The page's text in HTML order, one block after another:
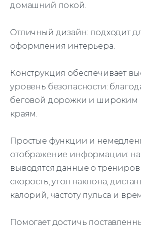
домашний покой.
Отличный дизайн: подходит
оформления интерьера.
Конструкция обеспечивает
уровень безопасности:
беговой дорожки и широким
краям.
Простые функции и
отображение информации:
выводятся данные о
скорость, угол наклона,
калорий, частоту пульса и
Помогает достичь